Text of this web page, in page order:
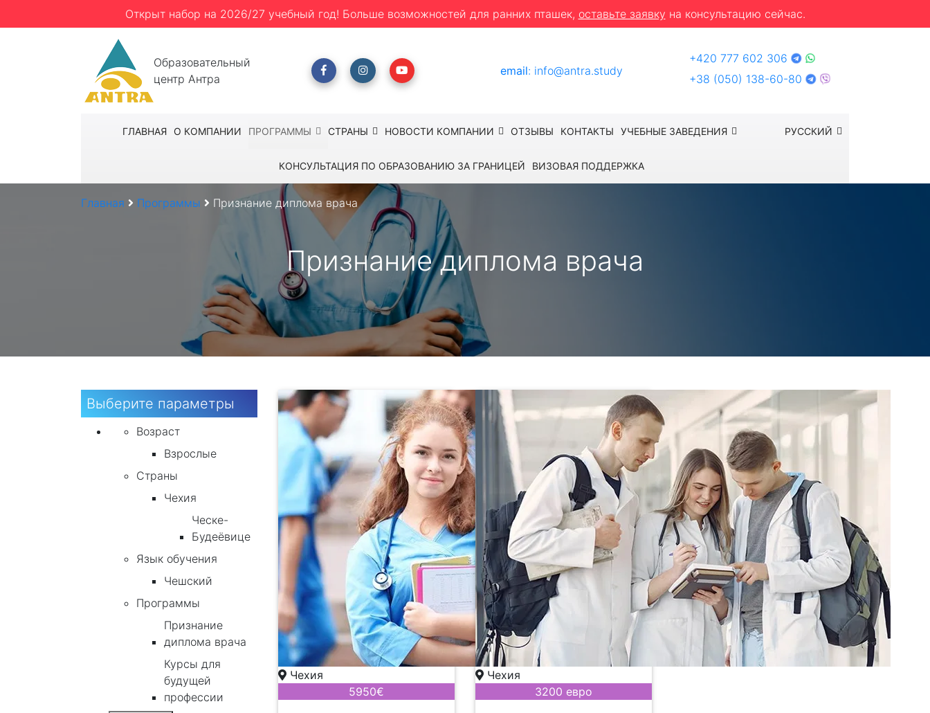
Открыт набор на 2026/27 учебный год! Больше возможностей для ранних пташек, оставьте заявку на консультацию сейчас.
Образовательный
центр Антра
email: info@antra.study
+420 777 602 306
+38 (050) 138-60-80
ГЛАВНАЯ О КОМПАНИИ ПРОГРАММЫ РУССКИЙ
СТРАНЫ НОВОСТИ КОМПАНИИ ОТЗЫВЫ КОНТАКТЫ УЧЕБНЫЕ ЗАВЕДЕНИЯ
КОНСУЛЬТАЦИЯ ПО ОБРАЗОВАНИЮ ЗА ГРАНИЦЕЙ ВИЗОВАЯ ПОДДЕРЖКА
Главная Программы Признание диплома врача
Признание диплома врача
Выберите параметры
Возраст
Взрослые
Страны
Чехия
Ческе-
Будеёвице
Язык обучения
Чешский
Программы
Признание
диплома врача
Курсы для
будущей
профессии
Чехия
5950€
Чехия
3200 евро